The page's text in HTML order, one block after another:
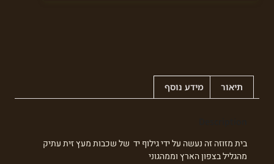
תיאור מידע נוסף
בית מזוזה זה נעשה על ידי גילוף יד של שכבות מעץ זית עתיק
מהגליל בצפון הארץ וממהגוני